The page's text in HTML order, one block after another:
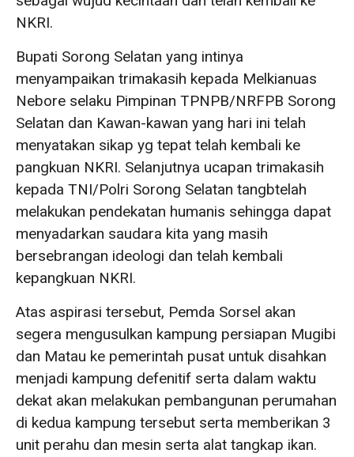
NKRI.
Bupati Sorong Selatan yang intinya
menyampaikan trimakasih kepada Melkianuas
Nebore selaku Pimpinan TPNPB/NRFPB Sorong
Selatan dan Kawan-kawan yang hari ini telah
menyatakan sikap yg tepat telah kembali ke
pangkuan NKRI. Selanjutnya ucapan trimakasih
kepada TNI/Polri Sorong Selatan tangbtelah
melakukan pendekatan humanis sehingga dapat
menyadarkan saudara kita yang masih
bersebrangan ideologi dan telah kembali
kepangkuan NKRI.
Atas aspirasi tersebut, Pemda Sorsel akan
segera mengusulkan kampung persiapan Mugibi
dan Matau ke pemerintah pusat untuk disahkan
menjadi kampung defenitif serta dalam waktu
dekat akan melakukan pembangunan perumahan
di kedua kampung tersebut serta memberikan 3
unit perahu dan mesin serta alat tangkap ikan.